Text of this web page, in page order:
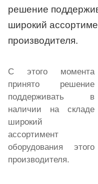
решение
широкий
производителя.
С этого момента
принято решение
поддерживать в
наличии на складе
широкий
ассортимент
оборудования этого
производителя.